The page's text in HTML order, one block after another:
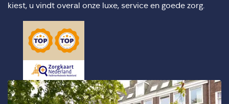
kiest, u vindt overal onze luxe, service en goede zorg.